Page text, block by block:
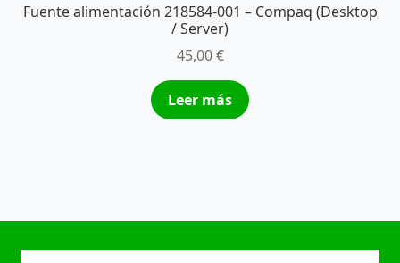
Fuente alimentación 218584-001 – Compaq (Desktop
/ Server)
45,00€
Leer más